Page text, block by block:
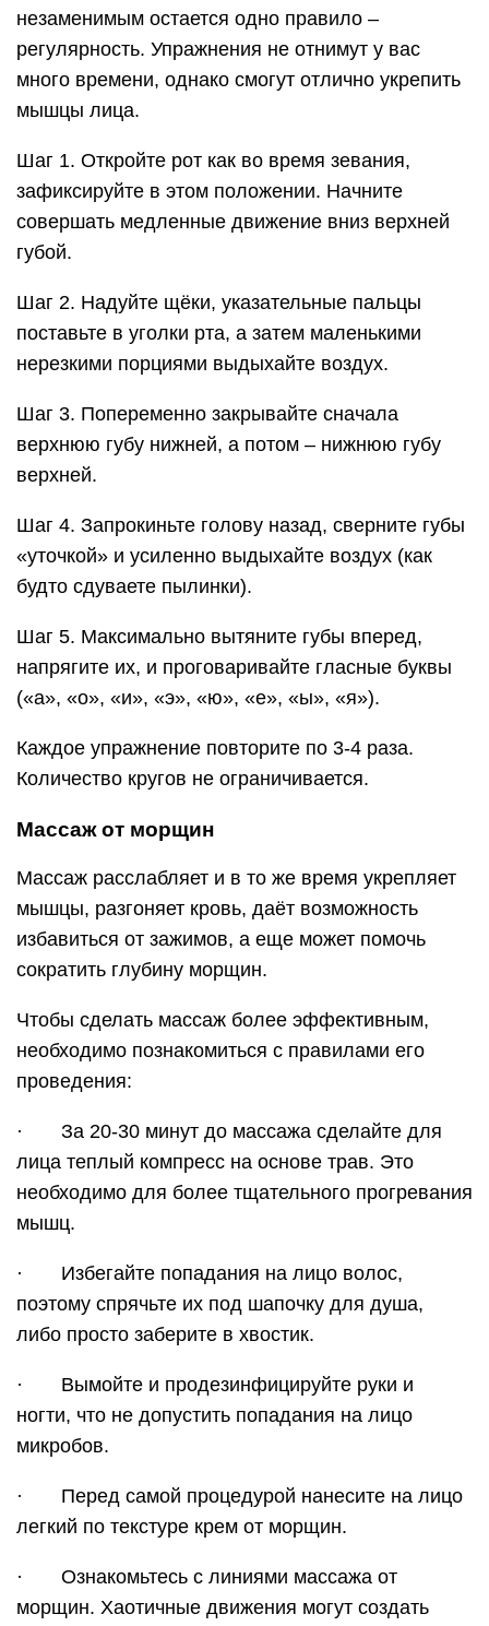
незаменимым остается одно правило –
регулярность. Упражнения не отнимут у вас
много времени, однако смогут отлично укрепить
мышцы лица.
Шаг 1. Откройте рот как во время зевания,
зафиксируйте в этом положении. Начните
совершать медленные движение вниз верхней
губой.
Шаг 2. Надуйте щёки, указательные пальцы
поставьте в уголки рта, а затем маленькими
нерезкими порциями выдыхайте воздух.
Шаг 3. Попеременно закрывайте сначала
верхнюю губу нижней, а потом – нижнюю губу
верхней.
Шаг 4. Запрокиньте голову назад, сверните губы
«уточкой» и усиленно выдыхайте воздух (как
будто сдуваете пылинки).
Шаг 5. Максимально вытяните губы вперед,
напрягите их, и проговаривайте гласные буквы
(«а», «о», «и», «э», «ю», «е», «ы», «я»).
Каждое упражнение повторите по 3-4 раза.
Количество кругов не ограничивается.
Массаж от морщин
Массаж расслабляет и в то же время укрепляет
мышцы, разгоняет кровь, даёт возможность
избавиться от зажимов, а еще может помочь
сократить глубину морщин.
Чтобы сделать массаж более эффективным,
необходимо познакомиться с правилами его
проведения:
· За 20-30 минут до массажа сделайте для
лица теплый компресс на основе трав. Это
необходимо для более тщательного прогревания
мышц.
· Избегайте попадания на лицо волос,
поэтому спрячьте их под шапочку для душа,
либо просто заберите в хвостик.
· Вымойте и продезинфицируйте руки и
ногти, что не допустить попадания на лицо
микробов.
· Перед самой процедурой нанесите на лицо
легкий по текстуре крем от морщин.
· Ознакомьтесь с линиями массажа от
морщин. Хаотичные движения могут создать